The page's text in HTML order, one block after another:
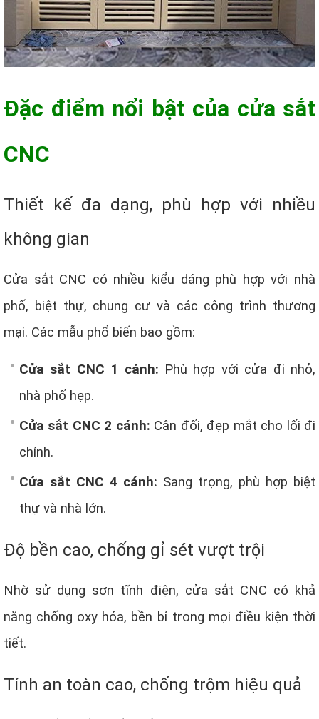
Đặc điểm nổi bật của cửa sắt
CNC
Thiết kế đa dạng, phù hợp với nhiều
không gian
Cửa sắt CNC có nhiều kiểu dáng phù hợp với nhà
phố, biệt thự, chung cư và các công trình thương
mại. Các mẫu phổ biến bao gồm:
Cửa sắt CNC 1 cánh: Phù hợp với cửa đi nhỏ,
nhà phố hẹp.
Cửa sắt CNC 2 cánh: Cân đối, đẹp mắt cho lối đi
chính.
Cửa sắt CNC 4 cánh: Sang trọng, phù hợp biệt
thự và nhà lớn.
Độ bền cao, chống gỉ sét vượt trội
Nhờ sử dụng sơn tĩnh điện, cửa sắt CNC có khả
năng chống oxy hóa, bền bỉ trong mọi điều kiện thời
tiết.
Tính an toàn cao, chống trộm hiệu quả